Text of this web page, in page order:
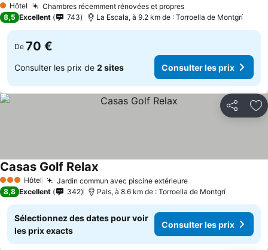
1 Étoiles
Hôtel Chambres récemment rénovées et propres
8,5 Excellent 743 La Escala, à 9.2 km de : Torroella de Montgrí
De 70 €
Consulter les prix de 2 sites Consulter les prix
Partager
3 ÉtoilesHôtel Jardin commun avec piscine extérieure
Casas Golf Relax
8,8 Excellent 342 Pals, à 8.6 km de : Torroella de Montgrí
Sélectionnez des dates pour voir
les prix exacts
Consulter les prix